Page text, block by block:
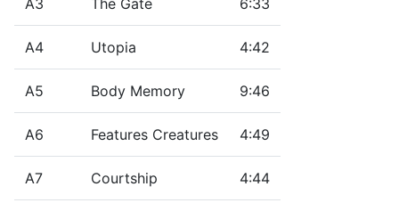
A3 The Gate 6:33
A4 Utopia 4:42
A5 Body Memory 9:46
A6 Features Creatures 4:49
A7 Courtship 4:44